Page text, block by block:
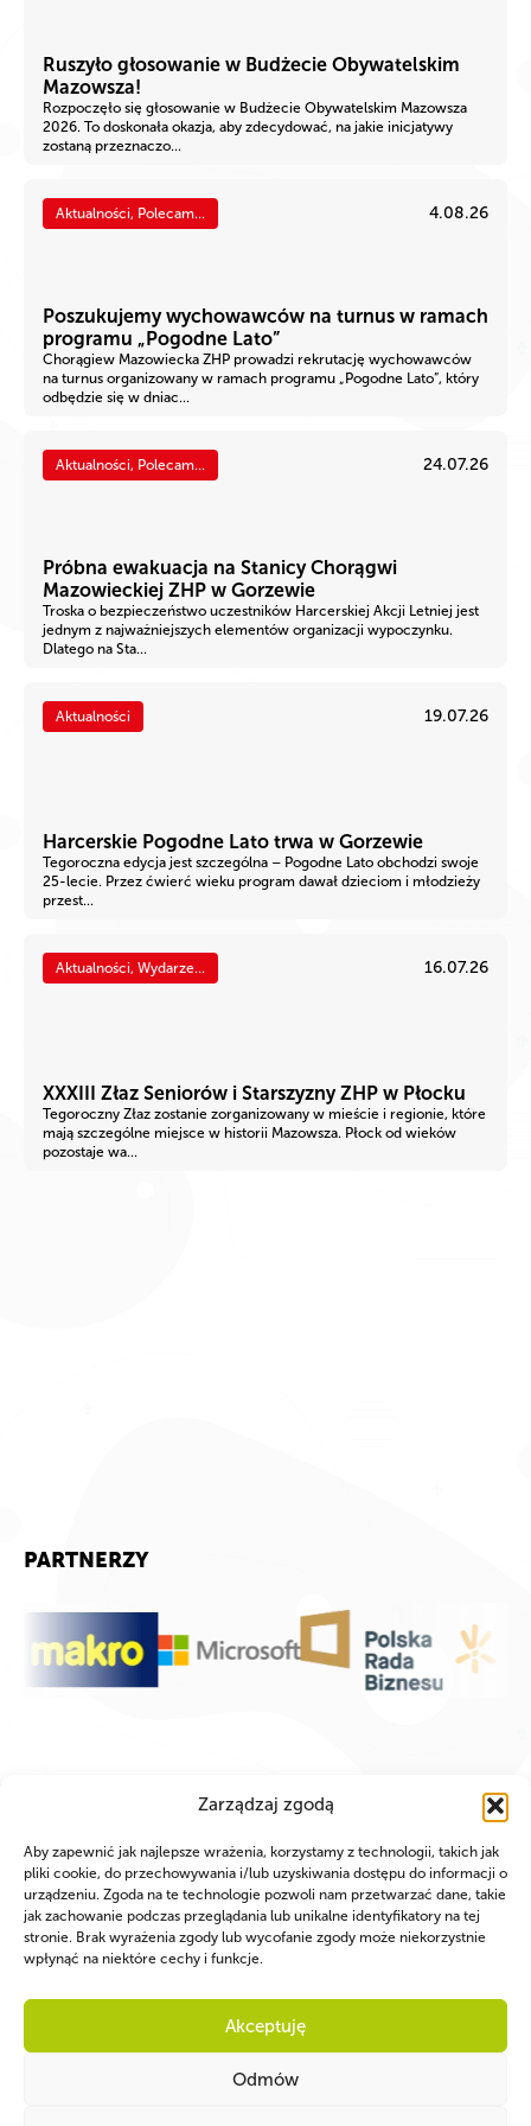
Zarządzaj zgodą
Aby zapewnić jak najlepsze wrażenia, korzystamy z technologii, takich jak
pliki cookie, do przechowywania i/lub uzyskiwania dostępu do informacji o
urządzeniu. Zgoda na te technologie pozwoli nam przetwarzać dane, takie
jak zachowanie podczas przeglądania lub unikalne identyfikatory na tej
stronie. Brak wyrażenia zgody lub wycofanie zgody może niekorzystnie
wpłynąć na niektóre cechy i funkcje.
Akceptuję
Odmów
Ruszyło głosowanie w Budżecie Obywatelskim
Mazowsza!
Rozpoczęło się głosowanie w Budżecie Obywatelskim Mazowsza
2026. To doskonała okazja, aby zdecydować, na jakie inicjatywy
zostaną przeznaczo...
Aktualności, Polecam... 4.08.26
Poszukujemy wychowawców na turnus w ramach
programu „Pogodne Lato”
Chorągiew Mazowiecka ZHP prowadzi rekrutację wychowawców
na turnus organizowany w ramach programu „Pogodne Lato”, który
odbędzie się w dniac...
Aktualności, Polecam... 24.07.26
Próbna ewakuacja na Stanicy Chorągwi
Mazowieckiej ZHP w Gorzewie
Troska o bezpieczeństwo uczestników Harcerskiej Akcji Letniej jest
jednym z najważniejszych elementów organizacji wypoczynku.
Dlatego na Sta...
Aktualności 19.07.26
Harcerskie Pogodne Lato trwa w Gorzewie
Tegoroczna edycja jest szczególna – Pogodne Lato obchodzi swoje
25-lecie. Przez ćwierć wieku program dawał dzieciom i młodzieży
przest...
Aktualności, Wydarze... 16.07.26
XXXIII Złaz Seniorów i Starszyzny ZHP w Płocku
Tegoroczny Złaz zostanie zorganizowany w mieście i regionie, które
mają szczególne miejsce w historii Mazowsza. Płock od wieków
pozostaje wa...
PARTNERZY
WSPÓLNIE DLA HARCERSKIEJ MISJI